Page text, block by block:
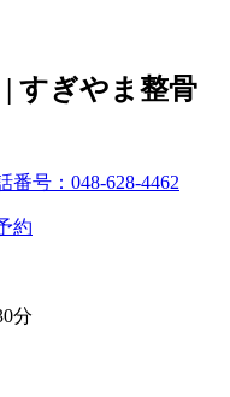
すぎやま整骨